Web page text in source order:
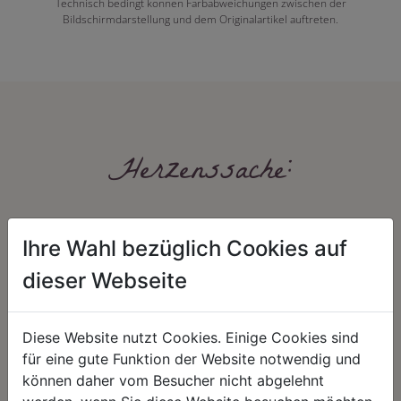
Technisch bedingt können Farbabweichungen zwischen der
Bildschirmdarstellung und dem Originalartikel auftreten.
Herzenssache:
HARMONIE
Unser Sortiment steht für ein
positives Lebensgefühl. Wir
FAIRNESS
Nicht immer ist der günstigste Preis
auch ein guter Preis. Wir handeln
Ihre Wahl bezüglich Cookies auf
dieser Webseite
Diese Website nutzt Cookies. Einige Cookies sind
für eine gute Funktion der Website notwendig und
können daher vom Besucher nicht abgelehnt